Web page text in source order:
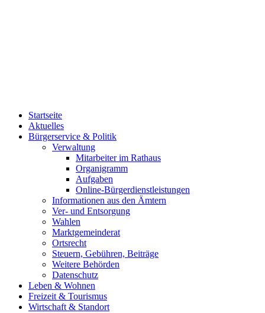
Startseite
Aktuelles
Bürgerservice & Politik
Verwaltung
Mitarbeiter im Rathaus
Organigramm
Aufgaben
Online-Bürgerdienstleistungen
Informationen aus den Ämtern
Ver- und Entsorgung
Wahlen
Marktgemeinderat
Ortsrecht
Steuern, Gebühren, Beiträge
Weitere Behörden
Datenschutz
Leben & Wohnen
Freizeit & Tourismus
Wirtschaft & Standort